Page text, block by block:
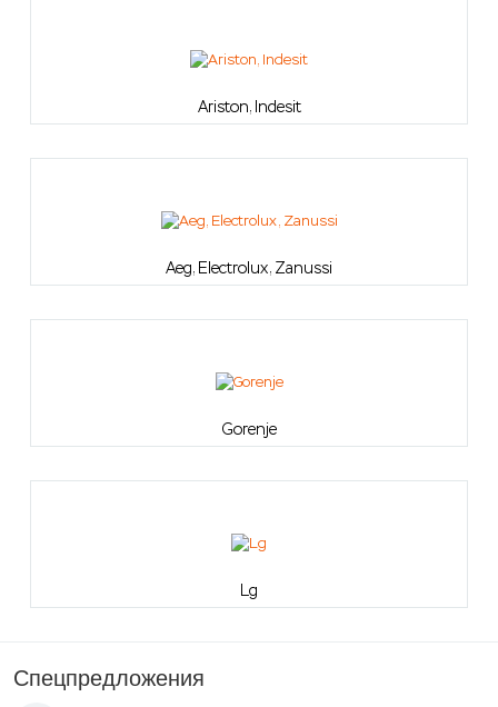
Ariston, Indesit
Aeg, Electrolux, Zanussi
Gorenje
Lg
Спецпредложения